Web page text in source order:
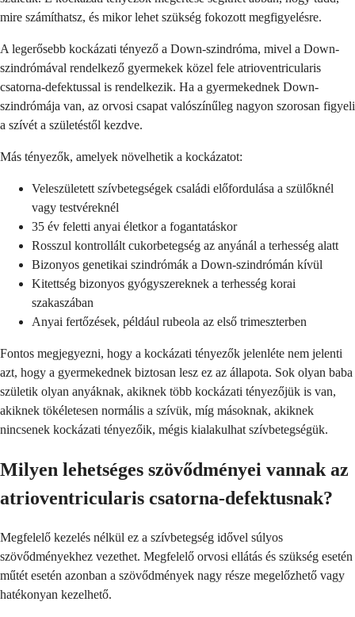
mire számíthatsz, és mikor lehet szükség fokozott megfigyelésre.
A legerősebb kockázati tényező a Down-szindróma, mivel a Down-
szindrómával rendelkező gyermekek közel fele atrioventricularis
csatorna-defektussal is rendelkezik. Ha a gyermekednek Down-
szindrómája van, az orvosi csapat valószínűleg nagyon szorosan figyeli
a szívét a születéstől kezdve.
Más tényezők, amelyek növelhetik a kockázatot:
Veleszületett szívbetegségek családi előfordulása a szülőknél
vagy testvéreknél
35 év feletti anyai életkor a fogantatáskor
Rosszul kontrollált cukorbetegség az anyánál a terhesség alatt
Bizonyos genetikai szindrómák a Down-szindrómán kívül
Kitettség bizonyos gyógyszereknek a terhesség korai
szakaszában
Anyai fertőzések, például rubeola az első trimeszterben
Fontos megjegyezni, hogy a kockázati tényezők jelenléte nem jelenti
azt, hogy a gyermekednek biztosan lesz ez az állapota. Sok olyan baba
születik olyan anyáknak, akiknek több kockázati tényezőjük is van,
akiknek tökéletesen normális a szívük, míg másoknak, akiknek
nincsenek kockázati tényezőik, mégis kialakulhat szívbetegségük.
Milyen lehetséges szövődményei vannak az
atrioventricularis csatorna-defektusnak?
Megfelelő kezelés nélkül ez a szívbetegség idővel súlyos
szövődményekhez vezethet. Megfelelő orvosi ellátás és szükség esetén
műtét esetén azonban a szövődmények nagy része megelőzhető vagy
hatékonyan kezelhető.